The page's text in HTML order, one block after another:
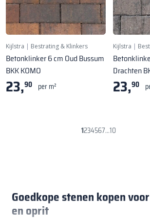
Kijlstra | Bestrating & Klinkers
Betonklinker 6 cm Oud Bussum
BKK KOMO
23,90 per m²
Kijlstra |
Drachten
23,90
1234567...10
Goedkope stenen kopen
en oprit